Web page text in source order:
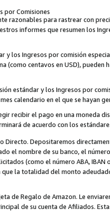
por Comisiones
razonables para rastrear con
informes que resumen los
y los Ingresos por comisión
(como centavos en USD),
estándar y los Ingresos por
calendario en el que se hayan
recibir el pago en una moneda
de acuerdo con los
Directo. Depositaremos
el nombre de su banco, el
(como el número ABA,
la totalidad del monto
de Regalo de Amazon. Le
de su cuenta de Afiliados.